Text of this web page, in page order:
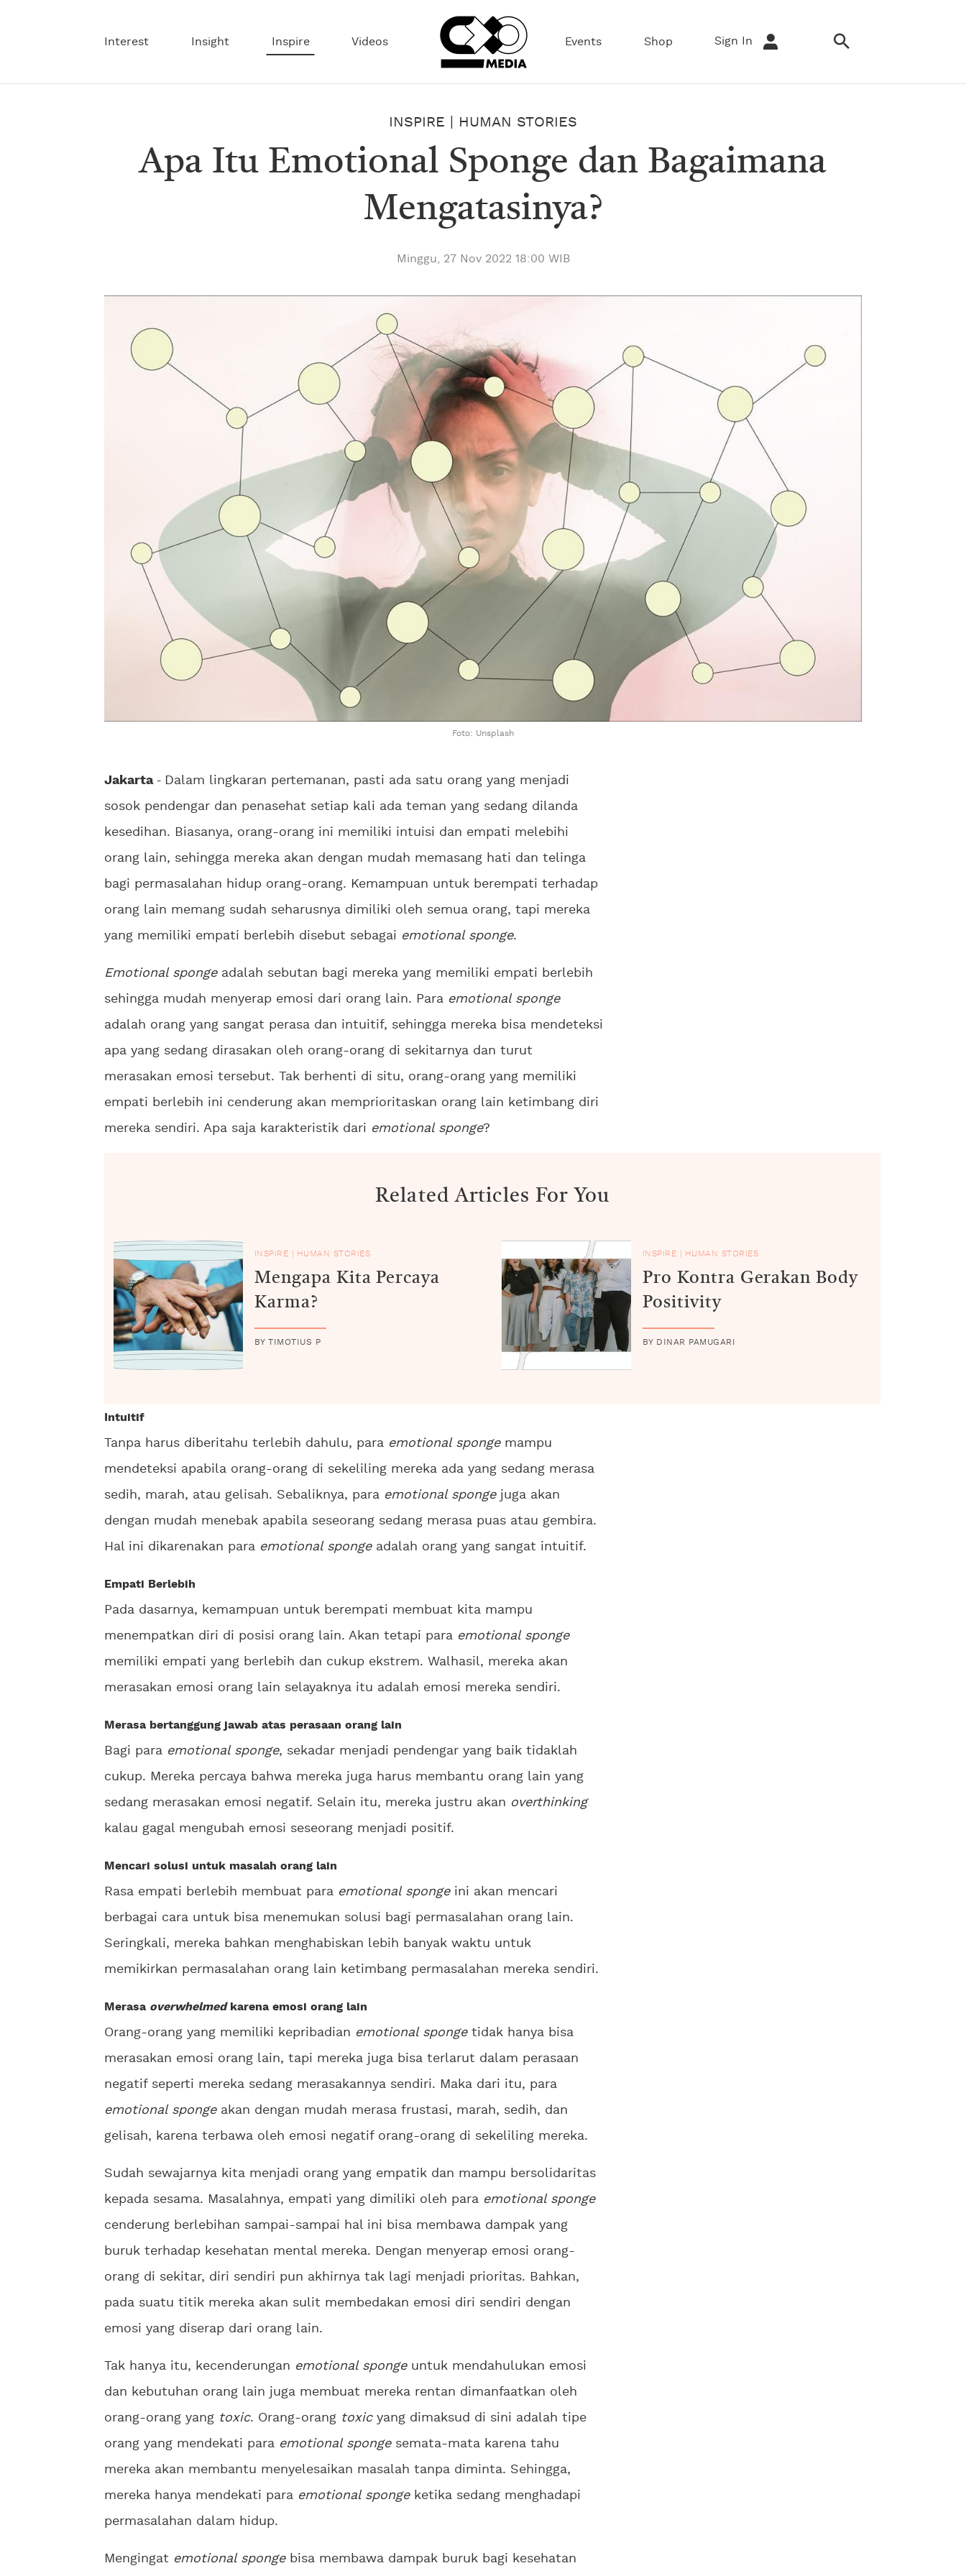
Interest Insight Inspire Videos Events Shop Sign In
INSPIRE HUMAN STORIES
Apa Itu Emotional Sponge dan Bagaimana
Mengatasinya?
Minggu, 27 Nov 2022 18:00 WIB
Foto: Unsplash
Jakarta- Dalam lingkaran pertemanan, pasti ada satu orang yang menjadi
sosok pendengar dan penasehat setiap kali ada teman yang sedang dilanda
kesedihan. Biasanya, orang-orang ini memiliki intuisi dan empati melebihi
orang lain, sehingga mereka akan dengan mudah memasang hati dan telinga
bagi permasalahan hidup orang-orang. Kemampuan untuk berempati terhadap
orang lain memang sudah seharusnya dimiliki oleh semua orang, tapi mereka
yang memiliki empati berlebih disebut sebagai emotional sponge.
Emotional spongeadalah sebutan bagi mereka yang memiliki empati berlebih
sehingga mudah menyerap emosi dari orang lain. Para emotional sponge
adalah orang yang sangat perasa dan intuitif, sehingga mereka bisa mendeteksi
apa yang sedang dirasakan oleh orang-orang di sekitarnya dan turut
merasakan emosi tersebut. Tak berhenti di situ, orang-orang yang memiliki
empati berlebih ini cenderung akan memprioritaskan orang lain ketimbang diri
mereka sendiri. Apa saja karakteristik dari emotional sponge?
Related Articles For You
INSPIRE HUMAN STORIES
Mengapa Kita Percaya
Karma?
BY TIMOTIUS P
INSPIRE HUMAN STORIES
Pro Kontra Gerakan Body
Positivity
BY DINAR PAMUGARI
Intuitif
Tanpa harus diberitahu terlebih dahulu, para emotional spongemampu
mendeteksi apabila orang-orang di sekeliling mereka ada yang sedang merasa
sedih, marah, atau gelisah. Sebaliknya, para emotional spongejuga akan
dengan mudah menebak apabila seseorang sedang merasa puas atau gembira.
Hal ini dikarenakan para emotional spongeadalah orang yang sangat intuitif.
Empati Berlebih
Pada dasarnya, kemampuan untuk berempati membuat kita mampu
menempatkan diri di posisi orang lain. Akan tetapi para emotional sponge
memiliki empati yang berlebih dan cukup ekstrem. Walhasil, mereka akan
merasakan emosi orang lain selayaknya itu adalah emosi mereka sendiri.
Merasa bertanggung jawab atas perasaan orang lain
Bagi para emotional sponge, sekadar menjadi pendengar yang baik tidaklah
cukup. Mereka percaya bahwa mereka juga harus membantu orang lain yang
sedang merasakan emosi negatif. Selain itu, mereka justru akan overthinking
kalau gagal mengubah emosi seseorang menjadi positif.
Mencari solusi untuk masalah orang lain
Rasa empati berlebih membuat para emotional spongeini akan mencari
berbagai cara untuk bisa menemukan solusi bagi permasalahan orang lain.
Seringkali, mereka bahkan menghabiskan lebih banyak waktu untuk
memikirkan permasalahan orang lain ketimbang permasalahan mereka sendiri.
Merasa overwhelmedkarena emosi orang lain
Orang-orang yang memiliki kepribadian emotional spongetidak hanya bisa
merasakan emosi orang lain, tapi mereka juga bisa terlarut dalam perasaan
negatif seperti mereka sedang merasakannya sendiri. Maka dari itu, para
emotional spongeakan dengan mudah merasa frustasi, marah, sedih, dan
gelisah, karena terbawa oleh emosi negatif orang-orang di sekeliling mereka.
Sudah sewajarnya kita menjadi orang yang empatik dan mampu bersolidaritas
kepada sesama. Masalahnya, empati yang dimiliki oleh para emotional sponge
cenderung berlebihan sampai-sampai hal ini bisa membawa dampak yang
buruk terhadap kesehatan mental mereka. Dengan menyerap emosi orang-
orang di sekitar, diri sendiri pun akhirnya tak lagi menjadi prioritas. Bahkan,
pada suatu titik mereka akan sulit membedakan emosi diri sendiri dengan
emosi yang diserap dari orang lain.
Tak hanya itu, kecenderungan emotional spongeuntuk mendahulukan emosi
dan kebutuhan orang lain juga membuat mereka rentan dimanfaatkan oleh
orang-orang yang toxic. Orang-orang toxicyang dimaksud di sini adalah tipe
orang yang mendekati para emotional spongesemata-mata karena tahu
mereka akan membantu menyelesaikan masalah tanpa diminta. Sehingga,
mereka hanya mendekati para emotional spongeketika sedang menghadapi
permasalahan dalam hidup.
Mengingat emotional spongebisa membawa dampak buruk bagi kesehatan